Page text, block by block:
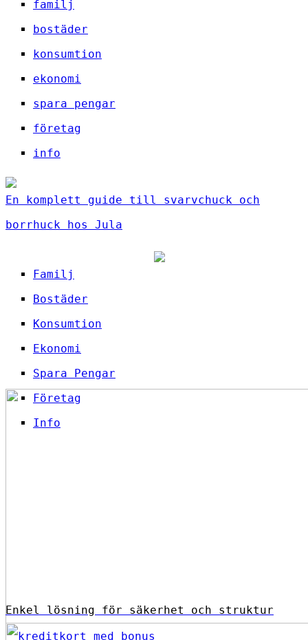
familj
bostäder
konsumtion
ekonomi
spara pengar
företag
info
En komplett guide till svarvchuck och
borrhuck hos Jula
Familj
Bostäder
Konsumtion
Ekonomi
Spara Pengar
Företag
Info
Enkel lösning för säkerhet och struktur